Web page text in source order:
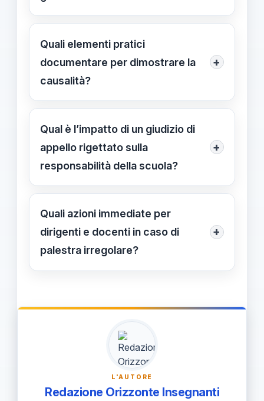
Il nesso deve essere concreto: le
irregolarità da sole non bastano;
occorre dimostrare che la carenza ha
causato effettivamente l’infortunio.
Quali elementi pratici
documentare per dimostrare la
causalità?
+
Documentare dimensioni e capienza
della palestra, prove di collegamento
tra irregolarità e danno, e conservare
verbali e registrazioni di sicurezza; la
concreto.
Qual è l’impatto di un giudizio di
appello rigettato sulla
responsabilità della scuola?
+
Significa che la presunzione di
responsabilità non è automatica:
serve dimostrare il nesso causale;
l’esito evidenzia l’esigenza di prove
Quali azioni immediate per
dirigenti e docenti in caso di
palestra irregolare?
+
Verificare dimensioni e capienza,
gestire polizze RC e infortuni, e
predisporre una procedura di analisi
L'AUTORE
Redazione Orizzonte Insegnanti